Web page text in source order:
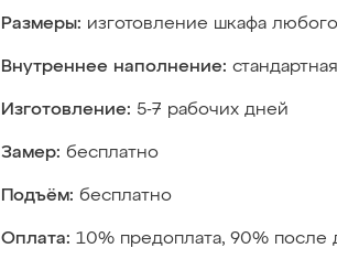
Размеры: изготовление шкафа
Внутреннее наполнение:
Изготовление: 5-7 рабочих дней
Замер: бесплатно
Подъём: бесплатно
Оплата: 10% предоплата, 90% после